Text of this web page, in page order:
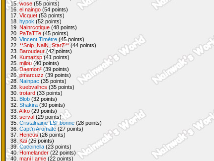
15.wose (55 points)
16. el naingo (54 points)
17. Vicquet (53 points)
18. hypok (52 points)
19. Nainrcotique (48 points)
20. PaTaTTe (45 points)
20. Vincent Timètre (45 points)
22. **Snip_NaiN_StarZ** (44 points)
23. Baroudeur(42 points)
24. Kumazsp(41 points)
25. milou(40 points)
26.Daemon² (39 points)
26.pmarcuzz (39 points)
28. Nainpac (35 points)
28. kuebvalhcs (35 points)
30. trotard (33 points)
31. Blob (32 points)
32. Shakira (30 points)
33. Aïko (29 points)
33. serval (29 points)
35. Cristalnaine-LSI-bonne (28 points)
36. Capt'n Aromate (27 points)
37. Heneus(26 points)
38. Kai(25 points)
39.Coccinella (23 points)
40.Homelander (22 points)
40. mani l amie (22 points)